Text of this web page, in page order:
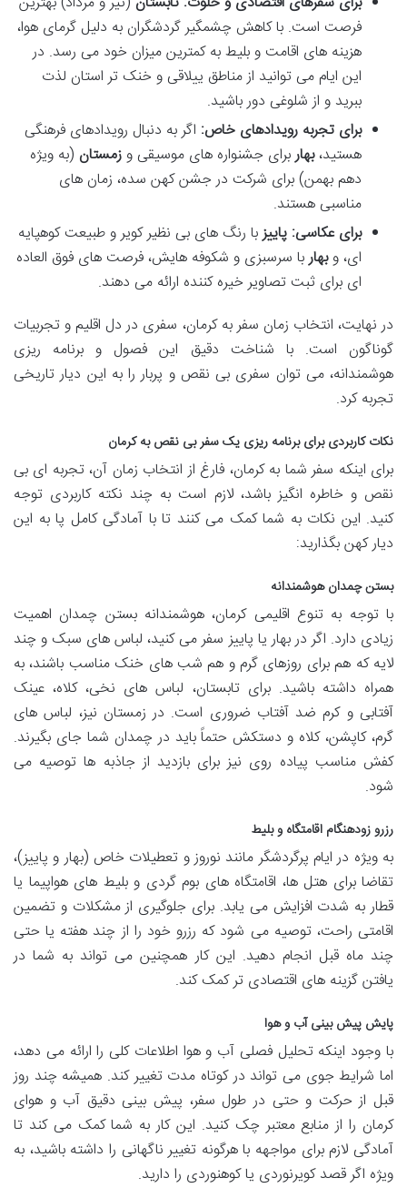
فرصت است. با کاهش چشمگیر گردشگران به دلیل گرمای هوا،
هزینه های اقامت و بلیط به کمترین میزان خود می رسد. در
این ایام می توانید از مناطق ییلاقی و خنک تر استان لذت
ببرید و از شلوغی دور باشید.
برای تجربه رویدادهای خاص: اگر به دنبال رویدادهای فرهنگی
هستید،بهاربرای جشنواره های موسیقی وزمستان (به ویژه
دهم بهمن) برای شرکت در جشن کهن سده، زمان های
مناسبی هستند.
برای عکاسی: پاییزبا رنگ های بی نظیر کویر و طبیعت کوهپایه
ای، وبهاربا سرسبزی و شکوفه هایش، فرصت های فوق العاده
ای برای ثبت تصاویر خیره کننده ارائه می دهند.
در نهایت، انتخاب زمان سفر به کرمان، سفری در دل اقلیم و تجربیات
گوناگون است. با شناخت دقیق این فصول و برنامه ریزی
هوشمندانه، می توان سفری بی نقص و پربار را به این دیار تاریخی
تجربه کرد.
نکات کاربردی برای برنامه ریزی یک سفر بی نقص به کرمان
برای اینکه سفر شما به کرمان، فارغ از انتخاب زمان آن، تجربه ای بی
نقص و خاطره انگیز باشد، لازم است به چند نکته کاربردی توجه
کنید. این نکات به شما کمک می کنند تا با آمادگی کامل پا به این
دیار کهن بگذارید:
بستن چمدان هوشمندانه
با توجه به تنوع اقلیمی کرمان، هوشمندانه بستن چمدان اهمیت
زیادی دارد. اگر در بهار یا پاییز سفر می کنید، لباس های سبک و چند
لایه که هم برای روزهای گرم و هم شب های خنک مناسب باشند، به
همراه داشته باشید. برای تابستان، لباس های نخی، کلاه، عینک
آفتابی و کرم ضد آفتاب ضروری است. در زمستان نیز، لباس های
گرم، کاپشن، کلاه و دستکش حتماً باید در چمدان شما جای بگیرند.
کفش مناسب پیاده روی نیز برای بازدید از جاذبه ها توصیه می
شود.
رزرو زودهنگام اقامتگاه و بلیط
به ویژه در ایام پرگردشگر مانند نوروز و تعطیلات خاص (بهار و پاییز)،
تقاضا برای هتل ها، اقامتگاه های بوم گردی و بلیط های هواپیما یا
قطار به شدت افزایش می یابد. برای جلوگیری از مشکلات و تضمین
اقامتی راحت، توصیه می شود که رزرو خود را از چند هفته یا حتی
چند ماه قبل انجام دهید. این کار همچنین می تواند به شما در
یافتن گزینه های اقتصادی تر کمک کند.
پایش پیش بینی آب و هوا
با وجود اینکه تحلیل فصلی آب و هوا اطلاعات کلی را ارائه می دهد،
اما شرایط جوی می تواند در کوتاه مدت تغییر کند. همیشه چند روز
قبل از حرکت و حتی در طول سفر، پیش بینی دقیق آب و هوای
کرمان را از منابع معتبر چک کنید. این کار به شما کمک می کند تا
آمادگی لازم برای مواجهه با هرگونه تغییر ناگهانی را داشته باشید، به
ویژه اگر قصد کویرنوردی یا کوهنوردی را دارید.